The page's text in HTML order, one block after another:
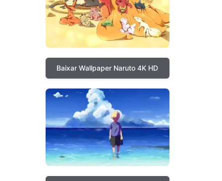
Baixar Wallpaper Naruto 4K HD